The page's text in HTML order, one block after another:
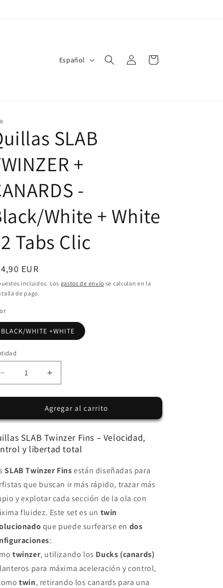
a
Español
Iniciar
sesión
Carrito
SLAB
+
-
White + White
Tabs Clic
EUR
incluidos. Los gastos de envío se calculan en la
de pago.
BLACK/WHITE +WHITE
Reducir
cantidad
para
SLAB
+
CANARDS
Black/White
+
-
2
Tabs
Aumentar
cantidad
para
Quillas
SLAB
+
CANARDS
Black/White
+
-
2
Tabs
Clic
Agregar al carrito
SLAB Twinzer Fins – Velocidad,
y libertad total
SLAB Twinzer Finsestán diseñadas para
que buscan ir más rápido, trazar más
y explotar cada sección de la ola con
fluidez. Este set es un twin
que puede surfearse en dos
:
twinzer, utilizando los Ducks (canards)
para máxima aceleración y control,
twin, retirando los canards para una